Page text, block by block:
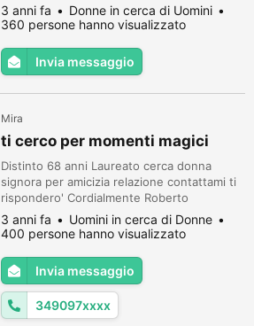
raffinata, Film, Museo/arte, Musica Classica,
Musica Jazz, Musica Pop, Lettura,
Automobili, Pittura, Fotografia, Viaggiare,
Yoga
3 anni fa
Donne in cerca di Uomini
360 persone hanno visualizzato
Invia messaggio
Mira
ti cerco per momenti magici
Distinto 68 anni Laureato cerca donna
signora per amicizia relazione contattami ti
rispondero' Cordialmente Roberto
3 anni fa
Uomini in cerca di Donne
400 persone hanno visualizzato
Invia messaggio
349097xxxx